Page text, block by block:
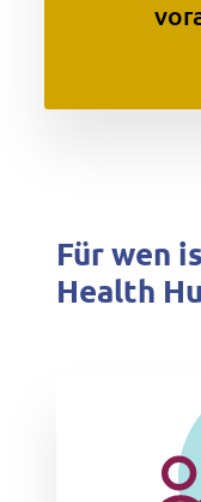
Für wen
Health